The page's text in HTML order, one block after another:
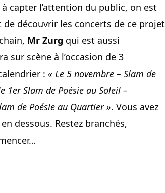
capter l’attention du public, on est
découvrir les concerts de ce projet
Mr Zurg qui est aussi
sur scène à l’occasion de 3
: « Le 5 novembre – Slam de
1er Slam de Poésie au Soleil –
de Poésie au Quartier ». Vous avez
dessous. Restez branchés,